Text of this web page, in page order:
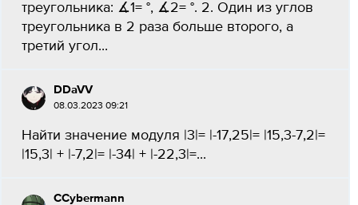
треугольника: ∡1= °, ∡2= °. 2. Один из углов
треугольника в 2 раза больше второго, а
третий угол...
DDaVV
08.03.2023 09:21
Найти значение модуля |3|= |-17,25|= |15,3-7,2|=
|15,3| + |-7,2|= |-34| + |-22,3|=...
CCybermann